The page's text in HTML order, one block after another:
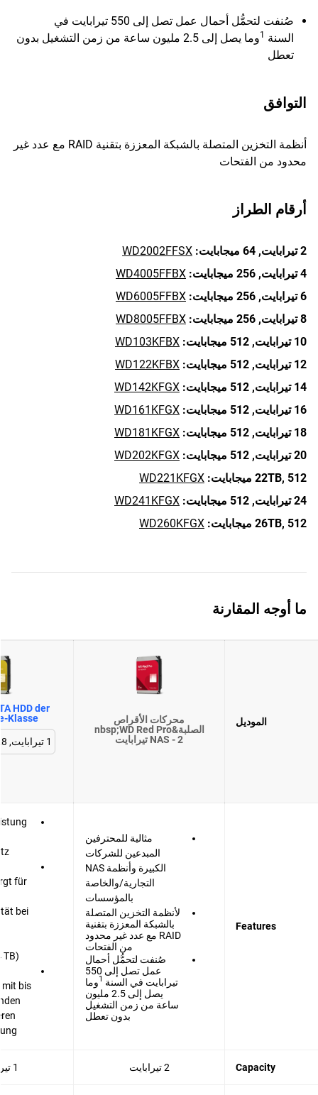
صُنفت لتحمُّل أحمال عمل تصل إلى 550 تيرابايت في
السنة
1
وما يصل إلى 2.5 مليون ساعة من زمن التشغيل بدون
تعطل
التوافق
أنظمة التخزين المتصلة بالشبكة المعززة بتقنية RAID مع عدد غير
محدود من الفتحات
أرقام الطراز
2 تيرابايت, 64 ميجابايت:
WD2002FFSX
4 تيرابايت,
256 ميجابايت:
WD4005FFBX
6 تيرابايت,
256 ميجابايت:
WD6005FFBX
8 تيرابايت,
256 ميجابايت:
WD8005FFBX
10 تيرابايت,
512 ميجابايت:
WD103KFBX
12 تيرابايت,
512 ميجابايت:
WD122KFBX
14 تيرابايت,
512 ميجابايت:
WD142KFGX
16 تيرابايت,
512 ميجابايت:
WD161KFGX
18 تيرابايت,
512 ميجابايت:
WD181KFGX
20 تيرابايت,
512 ميجابايت:
WD202KFGX
22TB, 512 ميجابايت:
WD221KFGX
24 تيرابايت,
512 ميجابايت:
WD241KFGX
26TB, 512 ميجابايت: WD260KFGX
ما أوجه المقارنة
الموديل
محركات الأقراص
الصلبة&nbsp;WD Red Pro
NAS - 2 تيرابايت
HDD der
Klasse
Features
مثالية للمحترفين
المبدعين للشركات
الكبيرة وأنظمة NAS
التجارية/والخاصة
بالمؤسسات
لأنظمة التخزين المتصلة
بالشبكة المعززة بتقنية
RAID مع عدد غير محدود
من الفتحات
صُنفت لتحمُّل أحمال
عمل تصل إلى 550
تيرابايت في السنة 1وما
يصل إلى 2.5 مليون
ساعة من زمن التشغيل
بدون تعطل
für
bei
mit bis
Capacity 2 تيرابايت 1 تيرابايت